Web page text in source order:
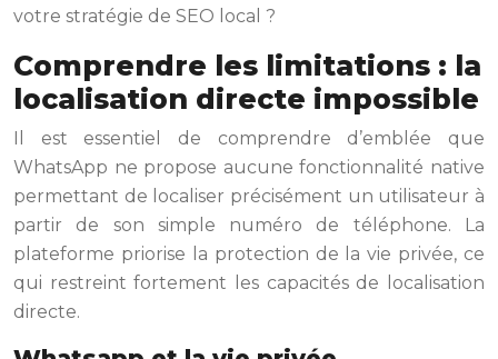
votre stratégie de SEO local ?
Comprendre les limitations : la
localisation directe impossible
Il est essentiel de comprendre d’emblée que
WhatsApp ne propose aucune fonctionnalité native
permettant de localiser précisément un utilisateur à
partir de son simple numéro de téléphone. La
plateforme priorise la protection de la vie privée, ce
qui restreint fortement les capacités de localisation
directe.